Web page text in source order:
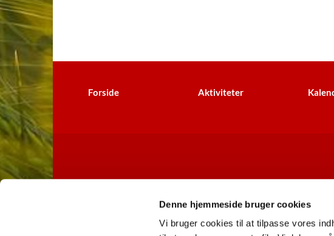
Denne hjemmeside bruger cookies
Vi bruger cookies til at tilpasse vores
Forside Aktiviteter
